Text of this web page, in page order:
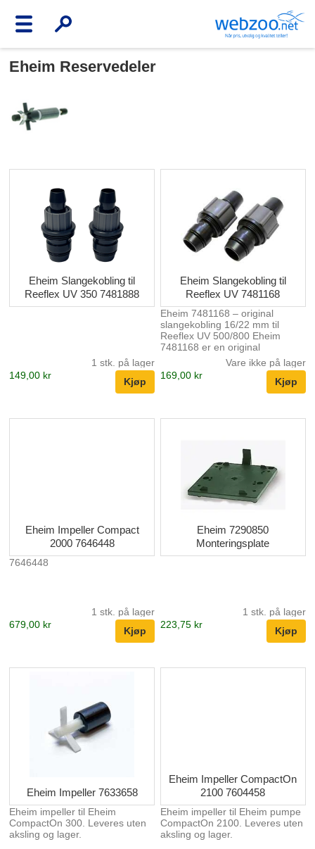
Eheim Reservedeler
Eheim Slangekobling til
Reeflex UV 350 7481888
1 stk. på lager
149,00 kr
Eheim Slangekobling til
Reeflex UV 7481168
Eheim 7481168 – original
slangekobling 16/22 mm til
Reeflex UV 500/800 Eheim
7481168 er en original
slangekobling 16/22 mm til
Eheim Reeflex UV 500 (3722)
og Reeflex UV 800 (3723) . Den
reservedel eller ekstra kobling
for deg som allerede bruker
Eheim Reeflex UV og vil
beholde anlegget 100% originalt
med deler fra webzo...
Vare ikke på lager
169,00 kr
Eheim Impeller Compact
2000 7646448
7646448
1 stk. på lager
679,00 kr
Eheim 7290850
Monteringsplate
1 stk. på lager
223,75 kr
Eheim Impeller 7633658
Eheim impeller til Eheim
CompactOn 300. Leveres uten
aksling og lager.
Eheim Impeller CompactOn
2100 7604458
Eheim impeller til Eheim pumpe
CompactOn 2100. Leveres uten
aksling og lager.